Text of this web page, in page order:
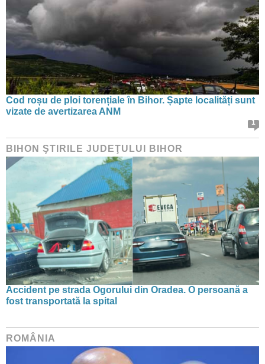
Cod roșu de ploi torențiale în Bihor. Șapte localități sunt
vizate de avertizarea ANM
1
BIHON ŞTIRILE JUDEŢULUI BIHOR
Accident pe strada Ogorului din Oradea. O persoană a
fost transportată la spital
ROMÂNIA